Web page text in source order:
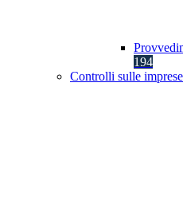
194
Controlli sulle imprese